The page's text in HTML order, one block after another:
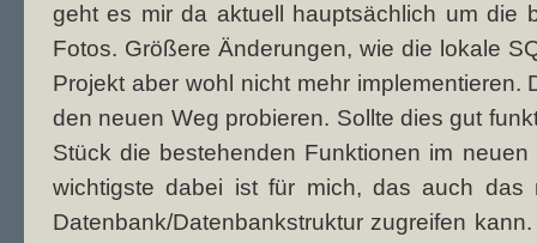
geht es mir da aktuell hauptsächlich um die
Fotos. Größere Änderungen, wie die lokale
Projekt aber wohl nicht mehr implementieren.
den neuen Weg probieren. Sollte dies gut
Stück die bestehenden Funktionen im
wichtigste dabei ist für mich, das auch das
Datenbank/Datenbankstruktur zugreifen